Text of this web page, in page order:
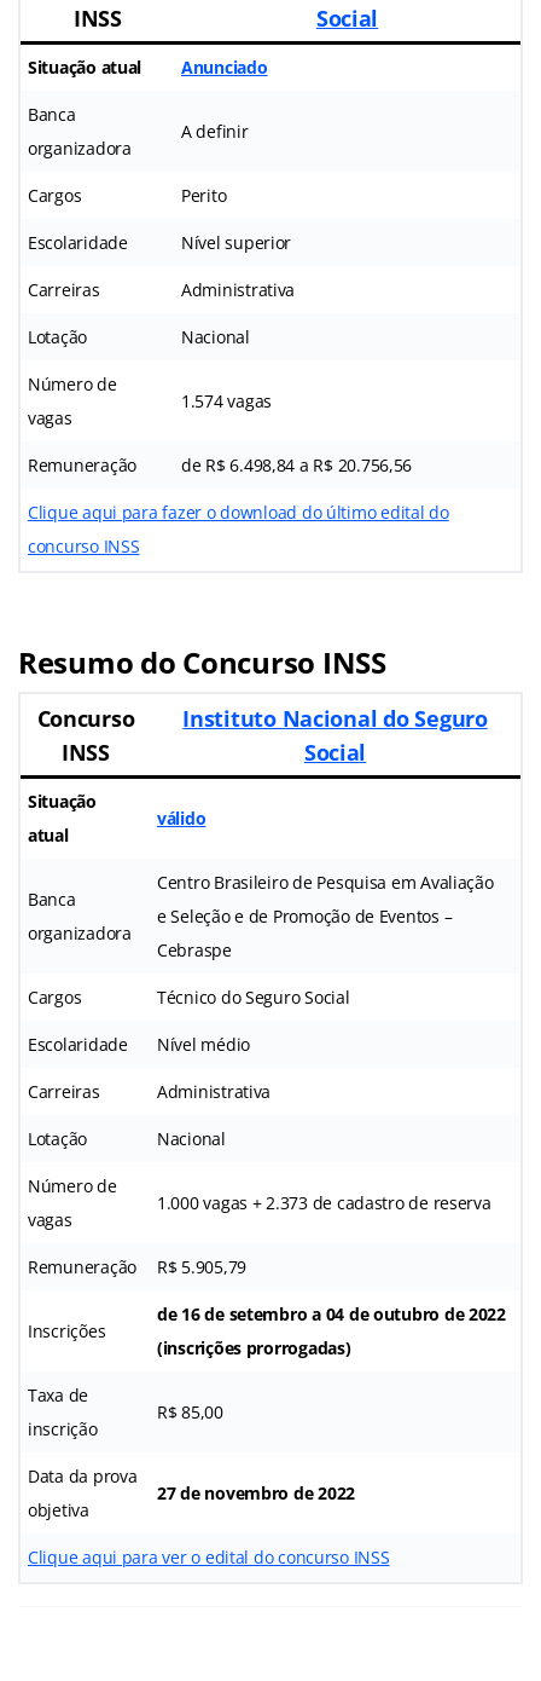
INSS Social
Situação atual Anunciado
Banca
organizadora
A definir
Cargos Perito
Escolaridade Nível superior
Carreiras Administrativa
Lotação Nacional
Número de
vagas
1.574 vagas
Remuneração de R$ 6.498,84 a R$ 20.756,56
Clique aqui para fazer o download do último edital do
concurso INSS
Resumo do Concurso INSS
Concurso
INSS
Instituto Nacional do Seguro
Social
Situação
atual
válido
Banca
organizadora
Centro Brasileiro de Pesquisa em Avaliação
e Seleção e de Promoção de Eventos –
Cebraspe
Cargos Técnico do Seguro Social
Escolaridade Nível médio
Carreiras Administrativa
Lotação Nacional
Número de
vagas
1.000 vagas + 2.373 de cadastro de reserva
Remuneração R$ 5.905,79
Inscrições
de 16 de setembro a 04 de outubro de 2022
(inscrições prorrogadas)
Taxa de
inscrição
R$ 85,00
Data da prova
objetiva
27 de novembro de 2022
Clique aqui para ver o edital do concurso INSS